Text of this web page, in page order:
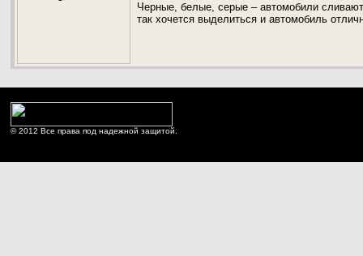
Черные, белые, серые – автомобили
так хочется выделиться и автомобиль
© 2012 Все права под надежной защитой.